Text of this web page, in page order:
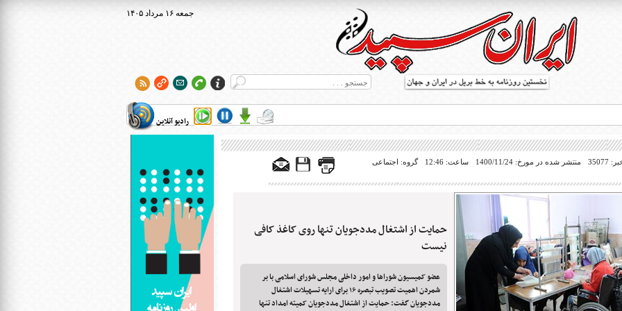
۱۴۰۵ جمعه ۱۶ مرداد
رادیو آنلاین
بریل در جهان
منتشر شده در مورخ: 1400/11/24 ساعت: 12:46 گروه: اجتماعی
حمایت از اشتغال مددجویان تنها روی کاغذ کافی
نیست
عضو کمیسیون شوراها و امور داخلی مجلس شورای اسلامی با بر
شمردن اهمیت تصویب تبصره ۱۶ برای ارایه تسهیلات اشتغال
مددجویان گفت: حمایت از اشتغال مددجویان کمیته امداد تنها